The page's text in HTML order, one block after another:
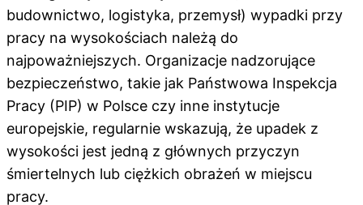
budownictwo, logistyka, przemysł) wypadki przy
pracy na wysokościach należą do
najpoważniejszych. Organizacje nadzorujące
bezpieczeństwo, takie jak Państwowa Inspekcja
Pracy (PIP) w Polsce czy inne instytucje
europejskie, regularnie wskazują, że upadek z
wysokości jest jedną z głównych przyczyn
śmiertelnych lub ciężkich obrażeń w miejscu
pracy.